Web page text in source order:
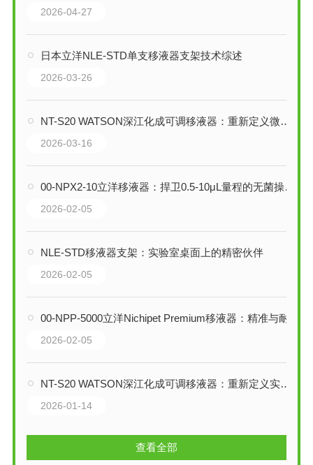
2026-04-27
日本立洋NLE-STD单支移液器支架技术综述
2026-03-26
NT-S20 WATSON深江化成可调移液器：重新定义微量移液的精准度与舒适性
2026-03-16
00-NPX2-10立洋移液器：捍卫0.5-10μL量程的无菌操作与精准防线
2026-02-05
NLE-STD移液器支架：实验室桌面上的精密伙伴
2026-02-05
00-NPP-5000立洋Nichipet Premium移液器：精准与耐用的实验室基石
2026-02-05
NT-S20 WATSON深江化成可调移液器：重新定义实验室的精准度与舒适性
2026-01-14
查看全部